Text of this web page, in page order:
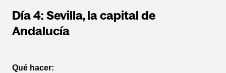
Día 4: Sevilla, la capital de
Andalucía
Qué hacer: